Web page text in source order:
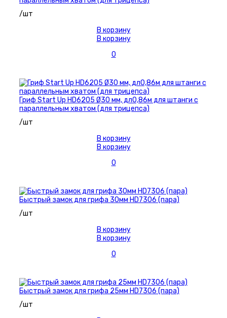
/шт
В корзину
В корзину
0
Гриф Start Up HD6205 Ø30 мм, дл0,86м для штанги с
параллельным хватом (для трицепса)
/шт
В корзину
В корзину
0
Быстрый замок для грифа 30мм HD7306 (пара)
/шт
В корзину
В корзину
0
Быстрый замок для грифа 25мм HD7306 (пара)
/шт